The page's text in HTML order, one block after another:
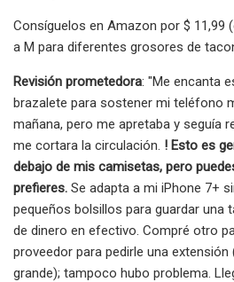
Consíguelos en Amazon por $ 11,99
a M para diferentes grosores de
Revisión prometedora: "Me encanta
brazalete para sostener mi teléfono
mañana, pero me apretaba y seguía
me cortara la circulación. ! Esto es
debajo de mis camisetas, pero
prefieres. Se adapta a mi iPhone 7+
pequeños bolsillos para guardar una
de dinero en efectivo. Compré otro
proveedor para pedirle una extensión
grande); tampoco hubo problema.